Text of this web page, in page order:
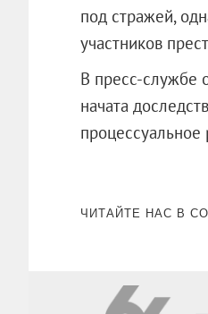
под стражей,
участников
В пресс-службе
начата
ЧИТАЙТЕ НАС В